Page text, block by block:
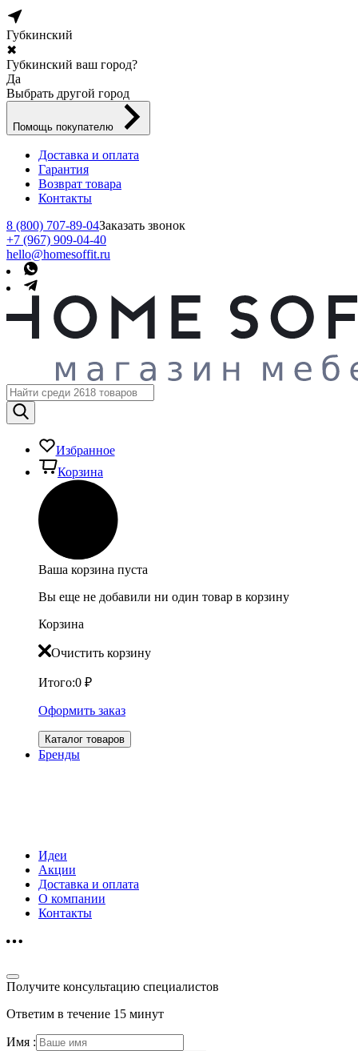
Губкинский
✖
Губкинский ваш город?
Да
Выбрать другой город
Помощь покупателю
Доставка и оплата
Гарантия
Возврат товара
Контакты
8 (800) 707-89-04Заказать звонок
+7 (967) 909-04-40
hello@homesoffit.ru
Избранное
Корзина
Ваша корзина пуста
Вы еще не добавили ни один товар в корзину
Корзина
Очистить корзину
Итого:0 ₽
Оформить заказ
Каталог товаров
Бренды
Идеи
Акции
Доставка и оплата
О компании
Контакты
Получите консультацию специалистов
Ответим в течение 15 минут
Имя :